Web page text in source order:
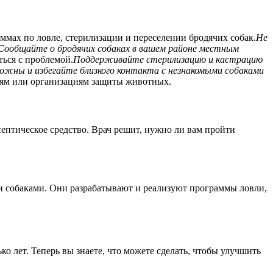
по ловле, стерилизации и переселении бродячих собак.Не
о бродячих собаках в вашем районе местным
с проблемой.Поддерживайте стерилизацию и кастрацию
и избегайте близкого контакта с незнакомыми собаками
или организациям защиты животных.
средство. Врач решит, нужно ли вам пройти
Они разрабатывают и реализуют программы ловли,
лет. Теперь вы знаете, что можете сделать, чтобы улучшить